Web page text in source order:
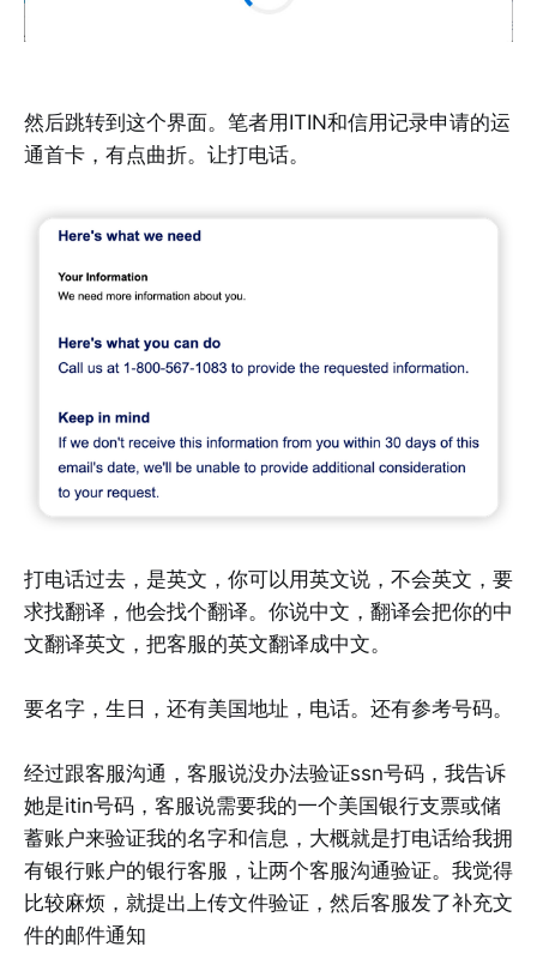
然后跳转到这个界面。笔者用ITIN和信用记录申请的运
通首卡，有点曲折。让打电话。
打电话过去，是英文，你可以用英文说，不会英文，要
求找翻译，他会找个翻译。你说中文，翻译会把你的中
文翻译英文，把客服的英文翻译成中文。
要名字，生日，还有美国地址，电话。还有参考号码。
经过跟客服沟通，客服说没办法验证ssn号码，我告诉
她是itin号码，客服说需要我的一个美国银行支票或储
蓄账户来验证我的名字和信息，大概就是打电话给我拥
有银行账户的银行客服，让两个客服沟通验证。我觉得
比较麻烦，就提出上传文件验证，然后客服发了补充文
件的邮件通知